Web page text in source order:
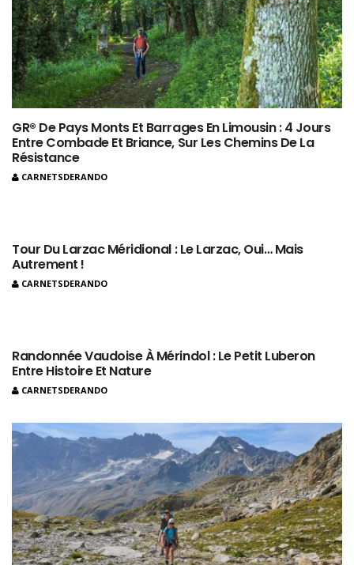
GR® De Pays Monts Et Barrages En Limousin : 4 Jours
Entre Combade Et Briance, Sur Les Chemins De La
Résistance
CARNETSDERANDO
Tour Du Larzac Méridional : Le Larzac, Oui… Mais
Autrement !
CARNETSDERANDO
Randonnée Vaudoise À Mérindol : Le Petit Luberon
Entre Histoire Et Nature
CARNETSDERANDO